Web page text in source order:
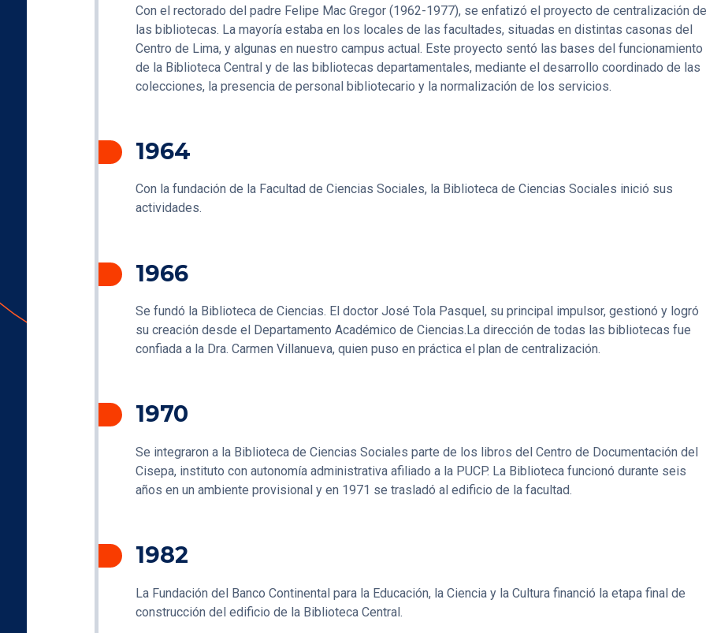
Con el rectorado del padre Felipe Mac Gregor (1962-1977), se enfatizó el proyecto de centralización de
las bibliotecas. La mayoría estaba en los locales de las facultades, situadas en distintas casonas del
Centro de Lima, y algunas en nuestro campus actual. Este proyecto sentó las bases del funcionamiento
de la Biblioteca Central y de las bibliotecas departamentales, mediante el desarrollo coordinado de las
colecciones, la presencia de personal bibliotecario y la normalización de los servicios.
1964
Con la fundación de la Facultad de Ciencias Sociales, la Biblioteca de Ciencias Sociales inició sus
actividades.
1966
Se fundó la Biblioteca de Ciencias. El doctor José Tola Pasquel, su principal impulsor, gestionó y logró
su creación desde el Departamento Académico de Ciencias.La dirección de todas las bibliotecas fue
confiada a la Dra. Carmen Villanueva, quien puso en práctica el plan de centralización.
1970
Se integraron a la Biblioteca de Ciencias Sociales parte de los libros del Centro de Documentación del
Cisepa, instituto con autonomía administrativa afiliado a la PUCP. La Biblioteca funcionó durante seis
años en un ambiente provisional y en 1971 se trasladó al edificio de la facultad.
1982
La Fundación del Banco Continental para la Educación, la Ciencia y la Cultura financió la etapa final de
construcción del edificio de la Biblioteca Central.